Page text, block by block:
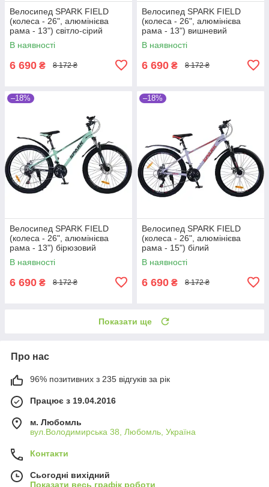
Велосипед SPARK FIELD
(колеса - 26", алюмінієва
рама - 13") світло-сірий
В наявності
6 690 ₴ 8 172 ₴
Велосипед SPARK FIELD
(колеса - 26", алюмінієва
рама - 13") вишневий
В наявності
6 690 ₴ 8 172 ₴
–18%
Велосипед SPARK FIELD
(колеса - 26", алюмінієва
рама - 13") бірюзовий
В наявності
6 690 ₴ 8 172 ₴
–18%
Велосипед SPARK FIELD
(колеса - 26", алюмінієва
рама - 15") білий
В наявності
6 690 ₴ 8 172 ₴
Показати ще
Про нас
96% позитивних з 235 відгуків за рік
Працює з 19.04.2016
м. Любомль
вул.Володимирська 38, Любомль, Україна
Контакти
Сьогодні вихідний
Показати весь графік роботи